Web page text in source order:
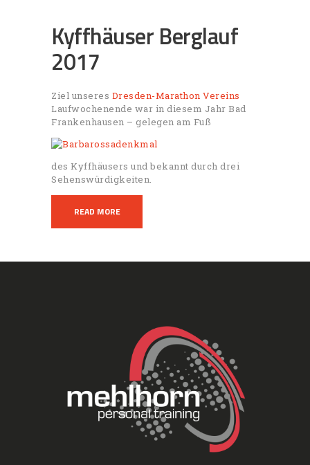
Kyffhäuser Berglauf
2017
Ziel unseres Dresden-Marathon Vereins
Laufwochenende war in diesem Jahr Bad
Frankenhausen – gelegen am Fuß
des Kyffhäusers und bekannt durch drei
Sehenswürdigkeiten.
READ MORE